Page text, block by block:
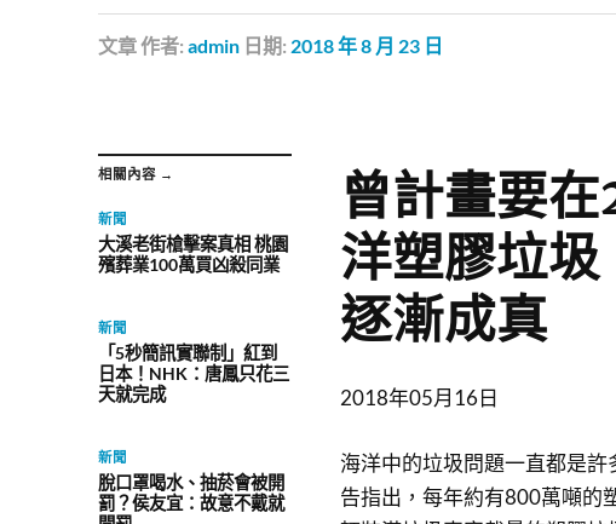
文章作者: admin 日期: 2018 年 8 月 23 日
相關內容 →
新聞
大溪老街槍擊案真相 桃園
殯葬業100萬買凶殺同業
新聞
「5秒簡訊實聯制」紅到
日本！NHK：唐鳳只花三
天就完成
新聞
脫口罩喝水、抽菸會被開
罰？侯友宜：故意不戴就
曾計畫要
洋塑膠垃
逐漸成真
2018年05月16日
海洋中的垃圾問題一直都是
告指出，每年約有800萬噸的